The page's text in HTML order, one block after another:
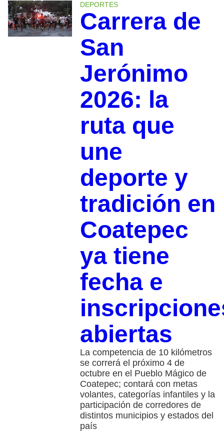
DEPORTES
Carrera de
San
Jerónimo
2026: la
ruta que
une
deporte y
tradición en
Coatepec
ya tiene
fecha e
abiertas
La competencia de 10 kilómetros
se correrá el próximo 4 de
octubre en el Pueblo Mágico de
Coatepec; contará con metas
volantes, categorías infantiles y la
participación de corredores de
distintos municipios y estados del
país